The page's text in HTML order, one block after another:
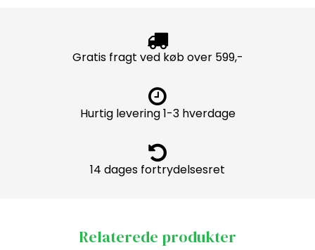
Gratis fragt ved køb over 599,-
Hurtig levering 1-3 hverdage
14 dages fortrydelsesret
Relaterede produkter